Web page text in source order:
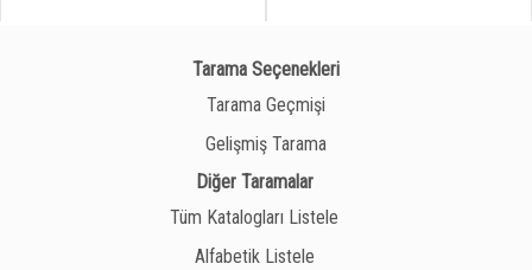
Tarama Seçenekleri
Tarama Geçmişi
Gelişmiş Tarama
Diğer Taramalar
Tüm Katalogları Listele
Alfabetik Listele